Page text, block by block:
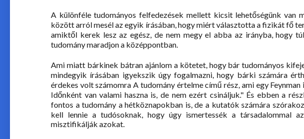
A különféle tudományos felfedezések mellett kicsit lehetőségünk van
között arról mesél az egyik írásában, hogy miért választotta a fizikát fő
amiktől kerek lesz az egész, de nem megy el abba az irányba, hogy
tudomány maradjon a középpontban.
Ami miatt bárkinek bátran ajánlom a kötetet, hogy bár tudományos
mindegyik írásában igyekszik úgy fogalmazni, hogy bárki számára
érdekes volt számomra A tudomány értelme című rész, ami egy
Időnként van valami haszna is, de nem ezért csináljuk." És ebben a
fontos a tudomány a hétköznapokban is, de a kutatók számára
kell lennie a tudósoknak, hogy úgy ismertessék a társadalommal
misztifikálják azokat.